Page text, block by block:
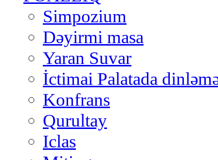
Simpozium
Dəyirmi masa
Yaran Suvar
İctimai Palatada
Konfrans
Qurultay
Iclas